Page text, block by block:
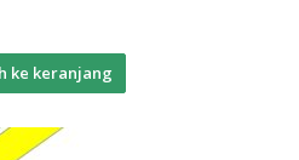
ke keranjang